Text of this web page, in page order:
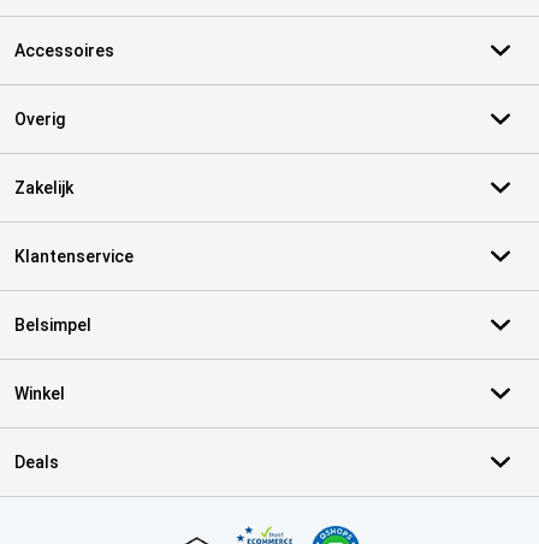
Accessoires
Overig
Zakelijk
Klantenservice
Belsimpel
Winkel
Deals